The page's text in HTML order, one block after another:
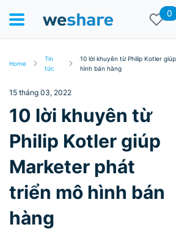
0
Home
Tin
tức
10 lời khuyên từ Philip Kotler
hình bán hàng
15 tháng 03, 2022
10 lời khuyên từ
Philip Kotler giúp
Marketer phát
triển mô hình bán
hàng